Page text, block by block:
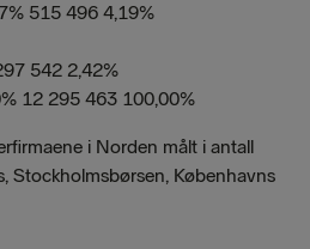
515 496 4,19%
542 2,42%
12 295 463 100,00%
i Norden målt i antall
Stockholmsbørsen, Københavns